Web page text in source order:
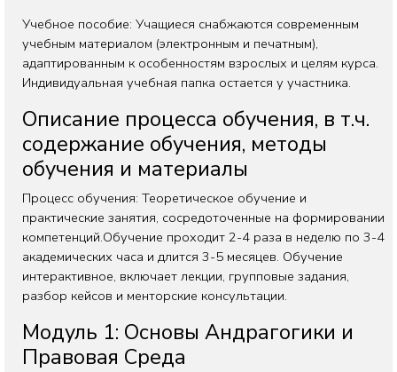
Учебное пособие: Учащиеся снабжаются современным
учебным материалом (электронным и печатным),
адаптированным к особенностям взрослых и целям курса.
Индивидуальная учебная папка остается у участника.
Описание процесса обучения, в т.ч.
содержание обучения, методы
обучения и материалы
Процесс обучения: Теоретическое обучение и
практические занятия, сосредоточенные на формировании
компетенций.Обучение проходит 2-4 раза в неделю по 3-4
академических часа и длится 3-5 месяцев. Обучение
интерактивное, включает лекции, групповые задания,
разбор кейсов и менторские консультации.
Модуль 1: Основы Андрагогики и
Правовая Среда